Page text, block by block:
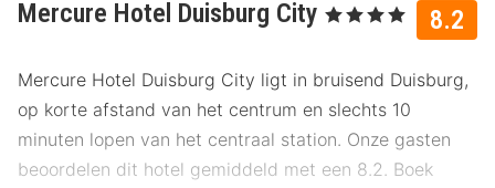
8.2
Mercure Hotel Duisburg City , 4 Sterren
Mercure Hotel Duisburg City ligt in bruisend Duisburg,
op korte afstand van het centrum en slechts 10
minuten lopen van het centraal station. Onze gasten
beoordelen dit hotel gemiddeld met een 8.2. Boek